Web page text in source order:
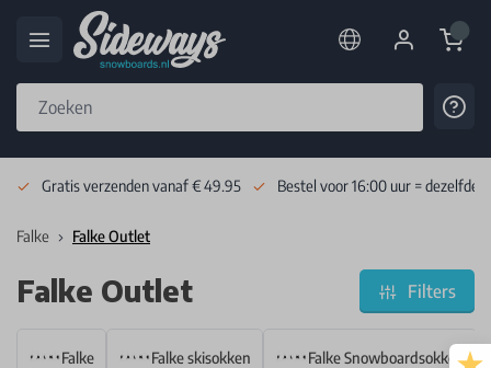
Cart
Gratis verzenden vanaf € 49.95 Bestel voor 16:00 uur = dezelfde
Falke Falke Outlet
Falke Outlet Filters
Falke Falke skisokken Falke Snowboardsokken